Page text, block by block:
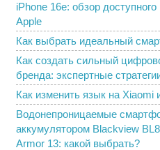
iPhone 16e: обзор
Apple
Как выбрать идеальный
Как создать сильный
бренда: экспертные
Как изменить язык на Xiaomi
Водонепроницаемые
аккумулятором Blackview
Armor 13: какой выбрать?